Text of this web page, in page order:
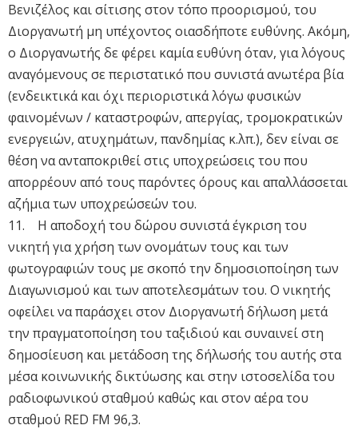
Βενιζέλος και σίτισης στον τόπο προορισμού, του
Διοργανωτή μη υπέχοντος οιασδήποτε ευθύνης. Ακόμη,
ο Διοργανωτής δε φέρει καμία ευθύνη όταν, για λόγους
αναγόμενους σε περιστατικό που συνιστά ανωτέρα βία
(ενδεικτικά και όχι περιοριστικά λόγω φυσικών
φαινομένων / καταστροφών, απεργίας, τρομοκρατικών
ενεργειών, ατυχημάτων, πανδημίας κ.λπ.), δεν είναι σε
θέση να ανταποκριθεί στις υποχρεώσεις του που
απορρέουν από τους παρόντες όρους και απαλλάσσεται
αζήμια των υποχρεώσεών του.
11. H αποδοχή του δώρου συνιστά έγκριση του
νικητή για χρήση των ονομάτων τους και των
φωτογραφιών τους με σκοπό την δημοσιοποίηση των
Διαγωνισμού και των αποτελεσμάτων του. Ο νικητής
οφείλει να παράσχει στον Διοργανωτή δήλωση μετά
την πραγματοποίηση του ταξιδιού και συναινεί στη
δημοσίευση και μετάδοση της δήλωσής του αυτής στα
μέσα κοινωνικής δικτύωσης και στην ιστοσελίδα του
ραδιοφωνικού σταθμού καθώς και στον αέρα του
σταθμού RED FM 96,3.